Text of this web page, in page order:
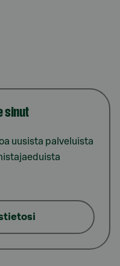
sinut
uusista palveluista